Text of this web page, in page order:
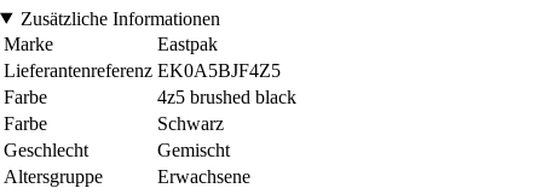
Zusätzliche Informationen
Marke
Eastpak
Lieferantenreferenz EK0A5BJF4Z5
Farbe
4z5 brushed black
Farbe
Schwarz
Geschlecht
Gemischt
Altersgruppe
Erwachsene